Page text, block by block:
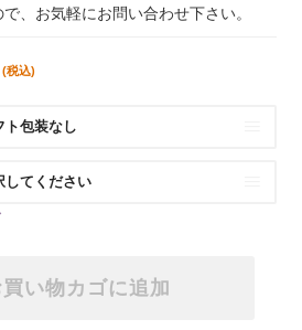
で、お気軽にお問い合わせ下さい。
(税込)
買い物カゴに追加